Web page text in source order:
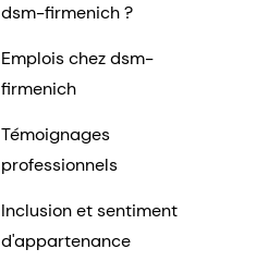
dsm-firmenich ?
Emplois chez dsm-
firmenich
Témoignages
professionnels
Inclusion et sentiment
d'appartenance